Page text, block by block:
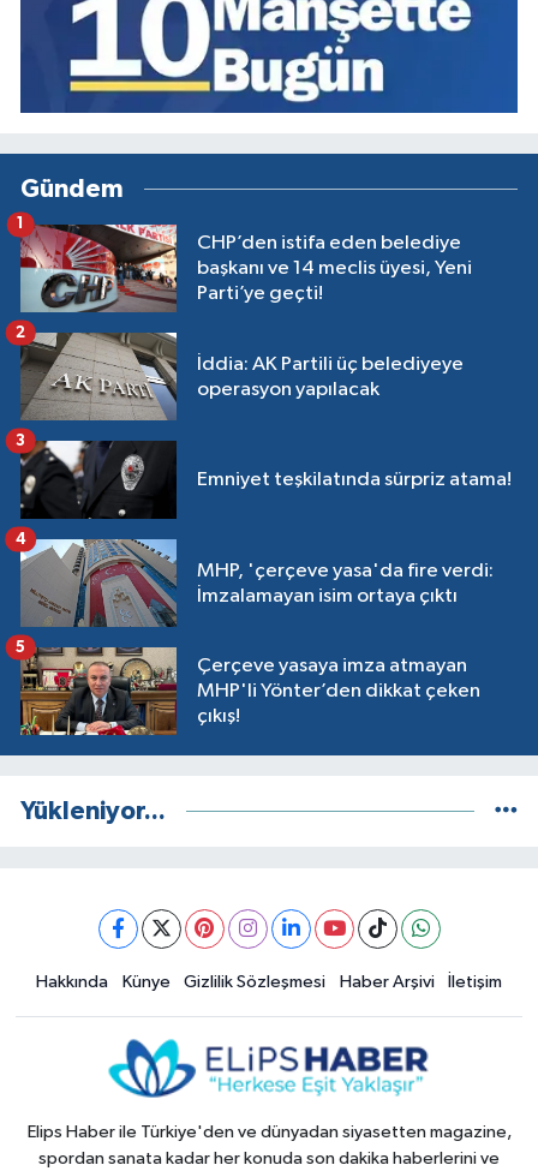
Gündem
CHP’den istifa eden belediye
başkanı ve 14 meclis üyesi, Yeni
Parti’ye geçti!
İddia: AK Partili üç belediyeye
operasyon yapılacak
2
Emniyet teşkilatında sürpriz atama!
3
MHP, 'çerçeve yasa'da fire verdi:
İmzalamayan isim ortaya çıktı
4
Çerçeve yasaya imza atmayan
MHP'li Yönter’den dikkat çeken
çıkış!
5
Yükleniyor...
Hakkında Künye Gizlilik Sözleşmesi Haber Arşivi İletişim
Elips Haber ile Türkiye'den ve dünyadan siyasetten magazine,
spordan sanata kadar her konuda son dakika haberlerini ve